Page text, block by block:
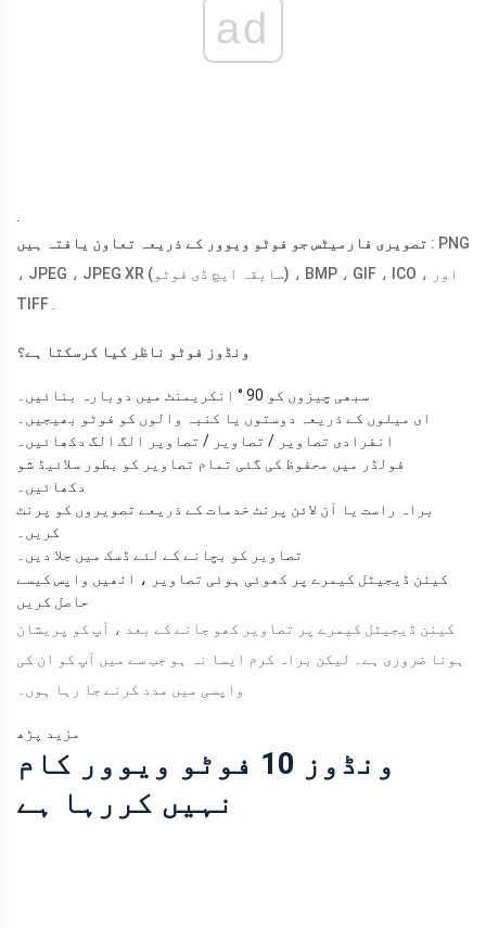
ad
تصویری فارمیٹس جو فوٹو ویوور کے ذریعہ تعاون یافتہ ہیں : PNG
، JPEG ، JPEG XR (سابقہ ​​ایچ ڈی فوٹو) ، BMP ، GIF ، ICO ، اور
ونڈوز فوٹو ناظر کیا کرسکتا ہے؟
سبھی چیزوں کو 90 ° انکریمنٹ میں دوبارہ بنائیں۔
ای میلوں کے ذریعہ دوستوں یا کنبہ والوں کو فوٹو بھیجیں۔
انفرادی تصاویر / تصاویر / تصاویر الگ الگ دکھائیں۔
فولڈر میں محفوظ کی گئی تمام تصاویر کو بطور سلائیڈ شو
دکھائیں۔
براہ راست یا آن لائن پرنٹ خدمات کے ذریعے تصویروں کو پرنٹ
کریں۔
تصاویر کو بچانے کے لئے ڈسک میں جلا دیں۔
کینن ڈیجیٹل کیمرے پر کھوئی ہوئی تصاویر ، انھیں واپس کیسے
حاصل کریں
کینن ڈیجیٹل کیمرے پر تصاویر کھو جانے کے بعد ، آپ کو پریشان
ہونا ضروری ہے۔ لیکن براہ کرم ایسا نہ ہو جب سے میں آپ کو ان کی
واپسی میں مدد کرنے جا رہا ہوں۔
مزید پڑھ
ونڈوز 10 فوٹو ویوور کام
نہیں کررہا ہے